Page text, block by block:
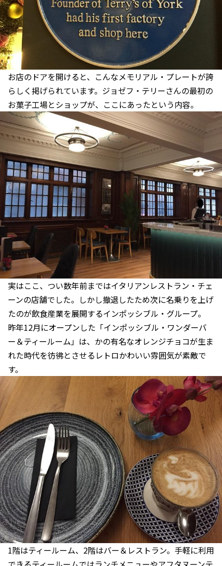
お店のドアを開けると、こんなメモリアル・プレートが誇
らしく掲げられています。ジョゼフ・テリーさんの最初の
お菓子工場とショップが、ここにあったという内容。
実はここ、つい数年前まではイタリアンレストラン・チェ
ーンの店舗でした。しかし撤退したため次に名乗りを上げ
たのが飲食産業を展開するインポッシブル・グループ。
昨年12月にオープンした「インポッシブル・ワンダーバ
ー＆ティールーム」は、かの有名なオレンジチョコが生ま
れた時代を彷彿とさせるレトロかわいい雰囲気が素敵で
す。
1階はティールーム、2階はバー＆レストラン。手軽に利用